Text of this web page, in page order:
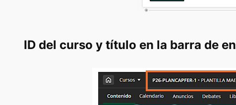
ID del curso y título en la barra de